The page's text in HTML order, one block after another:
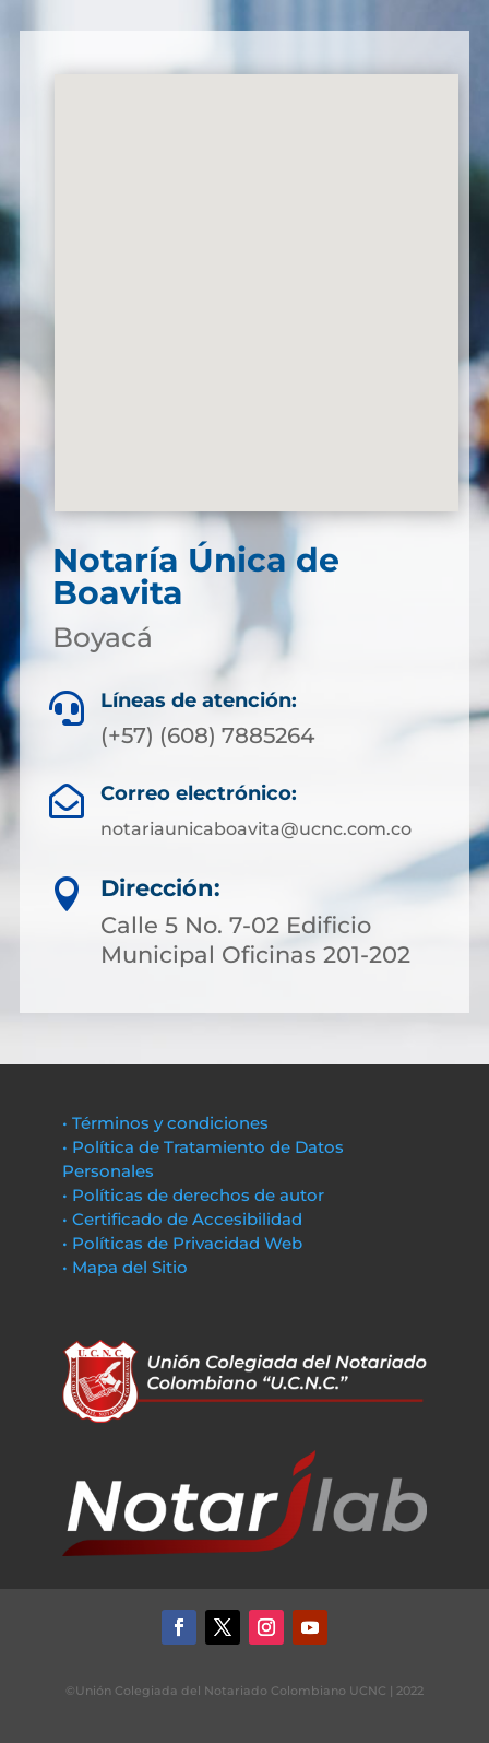
Notaría Única de
Boavita
Boyacá
 Líneas de atención:
(+57) (608) 7885264
 Correo electrónico:
notariaunicaboavita@ucnc.com.co

Dirección:
Calle 5 No. 7-02 Edificio
Municipal Oficinas 201-202
• Términos y condiciones
• Política de Tratamiento de Datos
Personales
• Políticas de derechos de autor
• Certificado de Accesibilidad
• Políticas de Privacidad Web
• Mapa del Sitio
©Unión Colegiada del Notariado Colombiano UCNC | 2022